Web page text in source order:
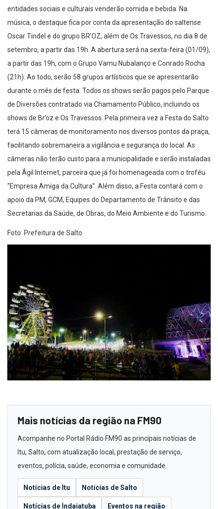
entidades sociais e culturais venderão comida e bebida. Na
música, o destaque fica por conta da apresentação do saltense
Oscar Tindel e do grupo BR’OZ, além de Os Travessos, no dia 8 de
setembro, a partir das 19h. A abertura será na sexta-feira (01/09),
a partir das 19h, com o Grupo Vamu Nubalanço e Conrado Rocha
(21h). Ao todo, serão 58 grupos artísticos que se apresentarão
durante o mês de festa. Todos os shows serão pagos pelo Parque
de Diversões contratado via Chamamento Público, incluindo os
shows de Br’oz e Os Travessos. Pela primeira vez a Festa do Salto
terá 15 câmeras de monitoramento nos diversos pontos da praça,
facilitando sobremaneira a vigilância e segurança do local. As
câmeras não terão custo para a municipalidade e serão instaladas
pela Ágil Internet, parceira que já foi homenageada com o troféu
“Empresa Amiga da Cultura”. Além disso, a Festa contará com o
apoio da PM, GCM, Equipes do Departamento de Trânsito e das
Secretarias da Saúde, de Obras, do Meio Ambiente e do Turismo.
Foto: Prefeitura de Salto
Mais notícias da região na FM90
Acompanhe no Portal Rádio FM90 as principais notícias de
Itu, Salto, com atualização local, prestação de serviço,
eventos, polícia, saúde, economia e comunidade.
Notícias de Itu Notícias de Salto
Notícias de Indaiatuba Eventos na região